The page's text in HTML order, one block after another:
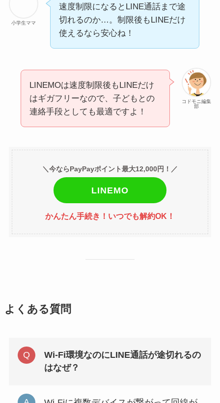
小学生ママ
速度制限になるとLINE通話まで途
切れるのか…。制限後もLINEだけ
使えるなら安心ね！
コドモニ編集
部
LINEMOは速度制限後もLINEだけ
はギガフリーなので、子どもとの
連絡手段としても最適ですよ！
＼今ならPayPayポイント最大12,000円！／
LINEMO
かんたん手続き！いつでも解約OK！
よくある質問
Wi-Fi環境なのにLINE通話が途切れるの
はなぜ？